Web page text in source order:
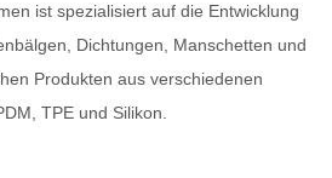
ist spezialisiert auf die Entwicklung
Dichtungen, Manschetten und
Produkten aus verschiedenen
TPE und Silikon.